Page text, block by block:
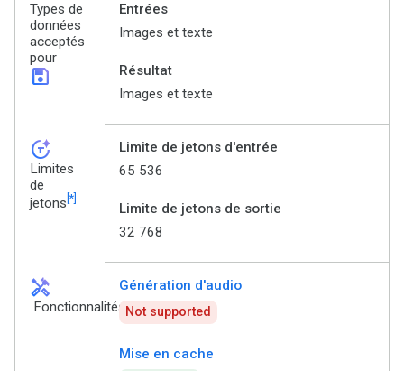
Types de
données
acceptés
pour
save
Entrées
Images et texte
Résultat
Images et texte
token_auto
Limites
de
jetons [*]
Limite de jetons d'entrée
65 536
Limite de jetons de sortie
32 768
handyman
Fonctionnalités
Génération d'audio
Not supported
Mise en cache